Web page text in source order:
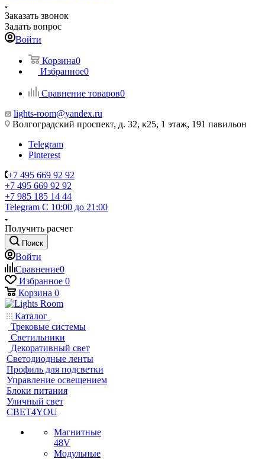
Заказать звонок
Задать вопрос
Войти
Корзина0
Избранное0
Сравнение товаров0
lights-room@yandex.ru
Волгоградский проспект, д. 32, к25, 1 этаж, 191 павильон
Telegram
Pinterest
+7 495 669 92 92
+7 495 669 92 92
+7 985 185 14 44
Telegram С 10:00 до 21:00
Получить расчет
Поиск
Войти
Сравнение0
Избранное 0
Корзина 0
Каталог
Трековые системы
Светильники
Декоративный свет
Светодиодные ленты
Профиль для подсветки
Управление освещением
Блоки питания
Уличный свет
СВЕТ4YOU
Магнитные
48V
Модульные